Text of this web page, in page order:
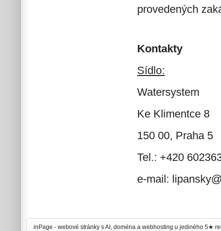
provedených
Kontakty
Sídlo:
Watersystem
Ke Klimentce 8
150 00, Praha 5
Tel.: +420
e-mail:
inPage - webové stránky s AI, doména a webhosting u jediného 5★